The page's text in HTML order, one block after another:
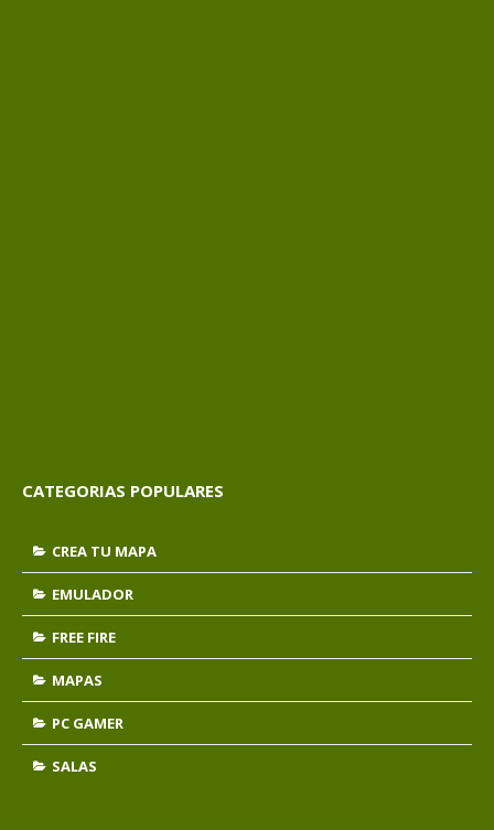
CATEGORIAS POPULARES
CREA TU MAPA
EMULADOR
FREE FIRE
MAPAS
PC GAMER
SALAS